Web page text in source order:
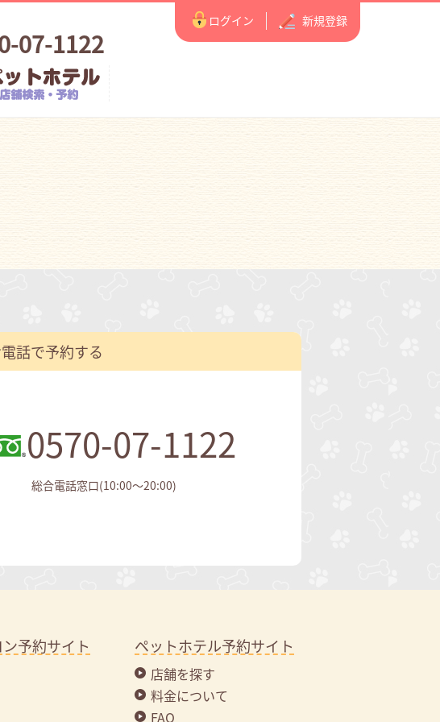
07-1122
ログイン 新規登録
話で予約する
0570-07-1122
総合電話窓口(10:00～20:00)
予約サイト ペットホテル予約サイト
店舗を探す
料金について
FAQ